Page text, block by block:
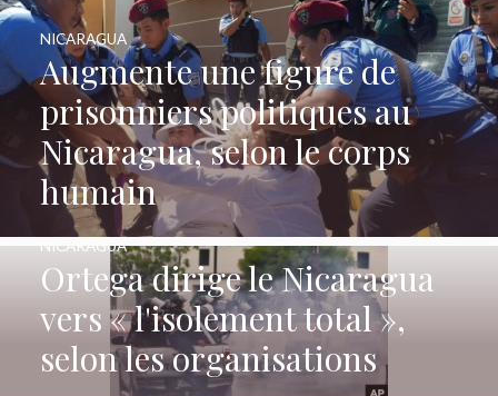
Augmente une figure de
prisonniers politiques au
Nicaragua, selon le corps
humain
NICARAGUA
Ortega dirige le Nicaragua
vers « l'isolement total »,
selon les organisations
NICARAGUA